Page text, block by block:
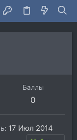
Баллы
0
17 Июл 2014